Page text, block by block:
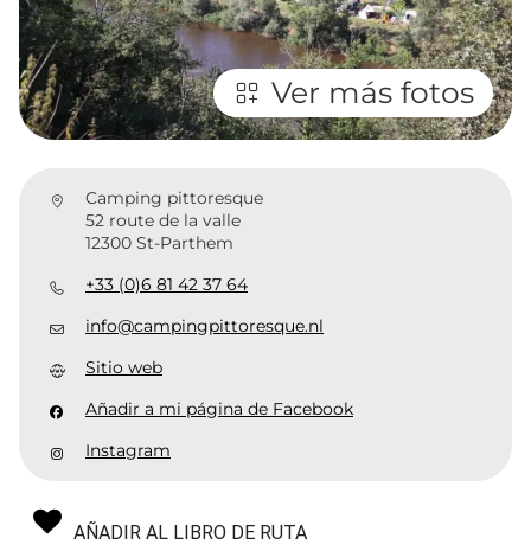
Ver más fotos
Camping pittoresque
52 route de la valle
12300 St-Parthem
+33 (0)6 81 42 37 64
info@campingpittoresque.nl
Sitio web
Añadir a mi página de Facebook
Instagram
AÑADIR AL LIBRO DE RUTA